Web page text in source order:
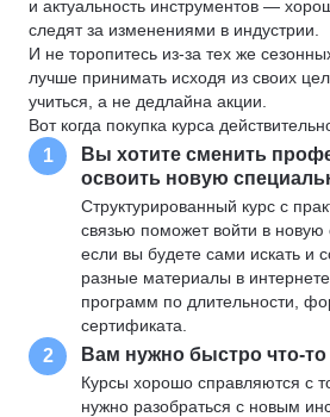
и актуальность инструментов —
следят за изменениями в индустрии.
И не торопитесь из-за тех же
лучше принимать исходя из своих
учиться, а не дедлайна акции.
Вот когда покупка курса
1
Вы хотите сменить
освоить новую
Структурированный курс с
связью поможет войти в новую
если вы будете сами искать и
разные материалы в
программ по длительности,
сертификата.
2 Вам нужно быстро что-
Курсы хорошо справляются с
нужно разобраться с новым